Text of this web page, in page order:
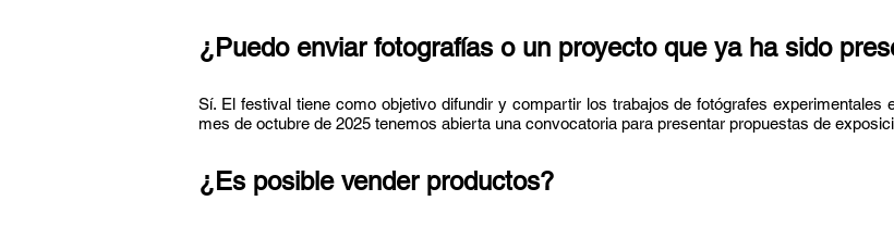
¿Puedo enviar fotografías o un proyecto que ya ha sido
Sí. El festival tiene como objetivo difundir y compartir los trabajos de fotógrafes
mes de octubre de 2025 tenemos abierta una convocatoria para presentar propuestas de
¿Es posible vender productos?